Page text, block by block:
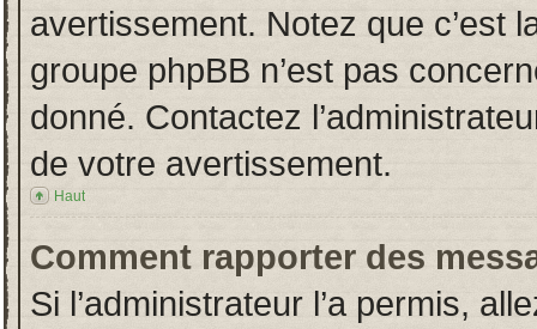
avertissement. Notez que c’est
groupe phpBB n’est pas
donné. Contactez
de votre avertissement.
Haut
Comment rapporter des
Si l’administrateur l’a permis,